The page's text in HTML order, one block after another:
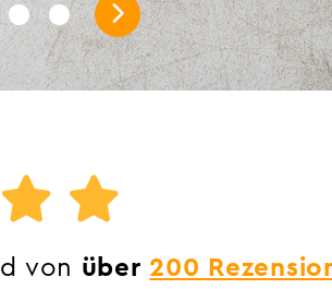
von über 200